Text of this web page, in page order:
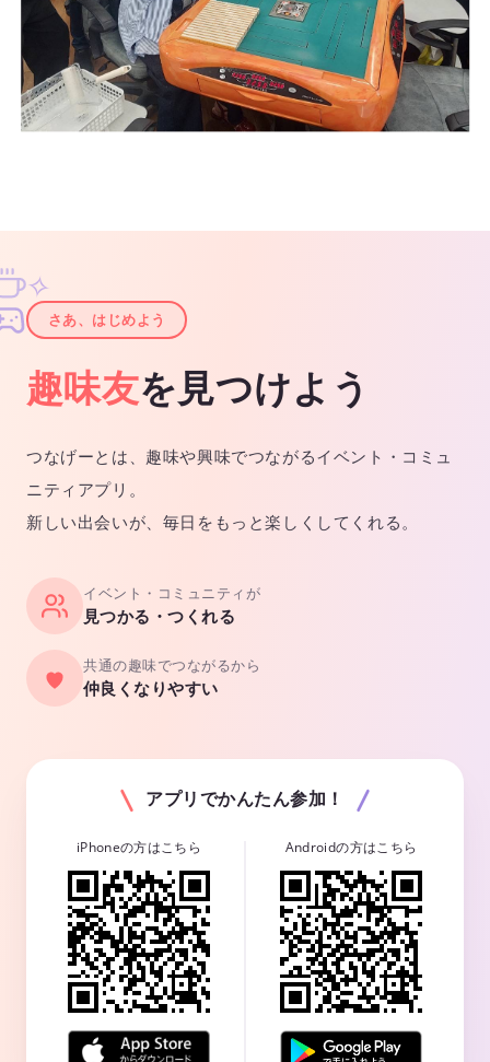
✦
✧
さあ、はじめよう
趣味友を見つけよう
つなげーとは、趣味や興味でつながるイベント・コミュ
ニティアプリ。
新しい出会いが、毎日をもっと楽しくしてくれる。
イベント・コミュニティが
見つかる・つくれる
共通の趣味でつながるから
仲良くなりやすい
アプリでかんたん参加！
iPhoneの方はこちら Androidの方はこちら